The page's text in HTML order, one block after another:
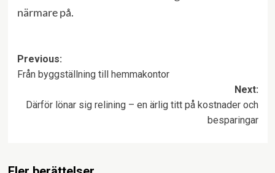
närmare på.
Post
navigation
Previous:
Från byggställning till hemmakontor
Next:
Därför lönar sig relining – en ärlig titt på kostnader och
besparingar